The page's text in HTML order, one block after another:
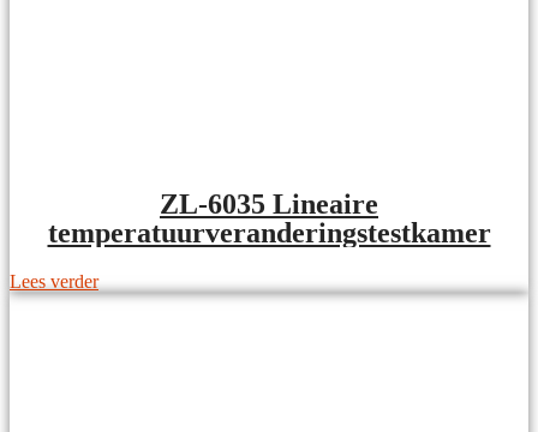
ZL-6035 Lineaire
temperatuurveranderingstestkamer
Lees verder